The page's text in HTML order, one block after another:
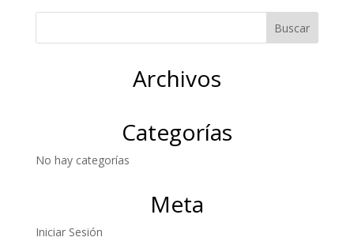
Archivos
Categorías
No hay categorías
Meta
Iniciar Sesión